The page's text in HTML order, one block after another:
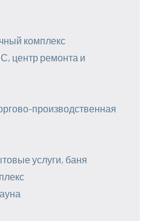
комплекс
ремонта и
производственная
услуги, баня